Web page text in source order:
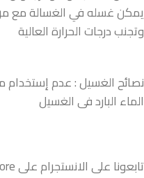
يمكن غسله في الغسالة مع
وتجنب درجات الحرارة العالية
نصائح الغسيل : عدم
الماء البارد فى الغسيل
تابعونا على الانستجرام على cocobee.baby.kids.brannd Store